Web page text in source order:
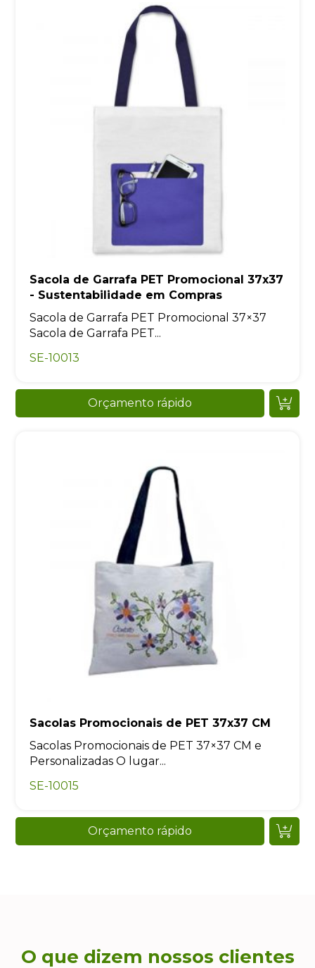
Sacola de Garrafa PET Promocional 37x37
- Sustentabilidade em Compras
Sacola de Garrafa PET Promocional 37×37
Sacola de Garrafa PET...
SE-10013
Orçamento rápido
Sacolas Promocionais de PET 37x37 CM
Sacolas Promocionais de PET 37×37 CM e
Personalizadas O lugar...
SE-10015
Orçamento rápido
O que dizem nossos clientes